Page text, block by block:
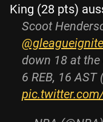
King (28 pts)
Scoot
@gleagueignite
down 18 at the
6 REB, 16